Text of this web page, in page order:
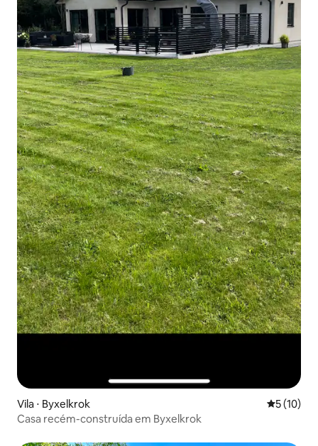
Vila ⋅ Byxelkrok 5 de uma
5 (10)
Casa recém-construída em Byxelkrok